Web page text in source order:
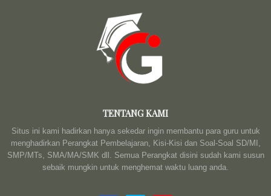
TENTANG KAMI
Situs ini kami hadirkan hanya sekedar ingin membantu para guru untuk
menghadirkan Perangkat Pembelajaran, Kisi-Kisi dan Soal-Soal SD/MI,
SMP/MTs, SMA/MA/SMK dll. Semua Perangkat disini sudah kami susun
sebaik mungkin untuk menghemat waktu luang anda.